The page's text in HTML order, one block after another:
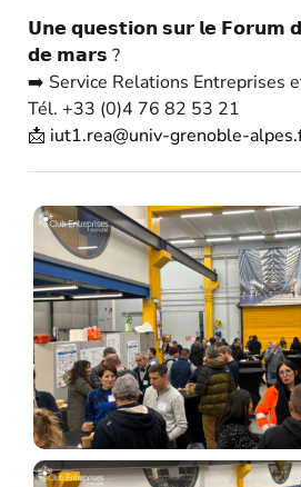
𝗨𝗻𝗲 𝗾𝘂𝗲𝘀𝘁𝗶𝗼𝗻 𝘀𝘂𝗿 𝗹𝗲 𝗙𝗼𝗿𝘂𝗺
𝗱𝗲 𝗺𝗮𝗿𝘀 ?
➡️ Service Relations Entreprises
Tél. +33 (0)4 76 82 53 21
📩 iut1.rea@univ-grenoble-